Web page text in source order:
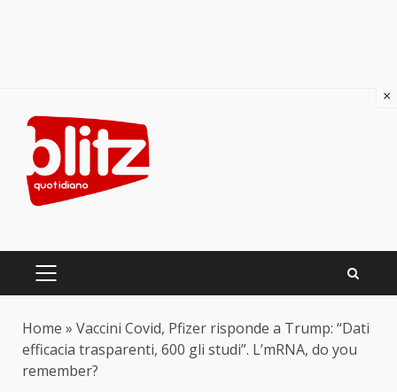
content
PRIMARY
Home » Vaccini Covid, Pfizer risponde a Trump: “Dati
efficacia trasparenti, 600 gli studi”. L’mRNA, do you
remember?
×